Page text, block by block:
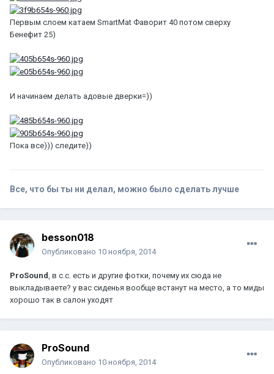
Первым слоем катаем SmartMat Фаворит 40 потом сверху
Бенефит 25)
И начинаем делать адовые дверки=))
Пока все))) следите))
Все, что бы ты ни делал, можно было сделать лучше
besson018
Опубликовано 10 ноября, 2014
ProSound, в с.с. есть и другие фотки, почему их сюда не
выкладываете? у вас сиденья вообще встанут на место, а то миды
хорошо так в салон уходят
ProSound
Опубликовано 10 ноября, 2014